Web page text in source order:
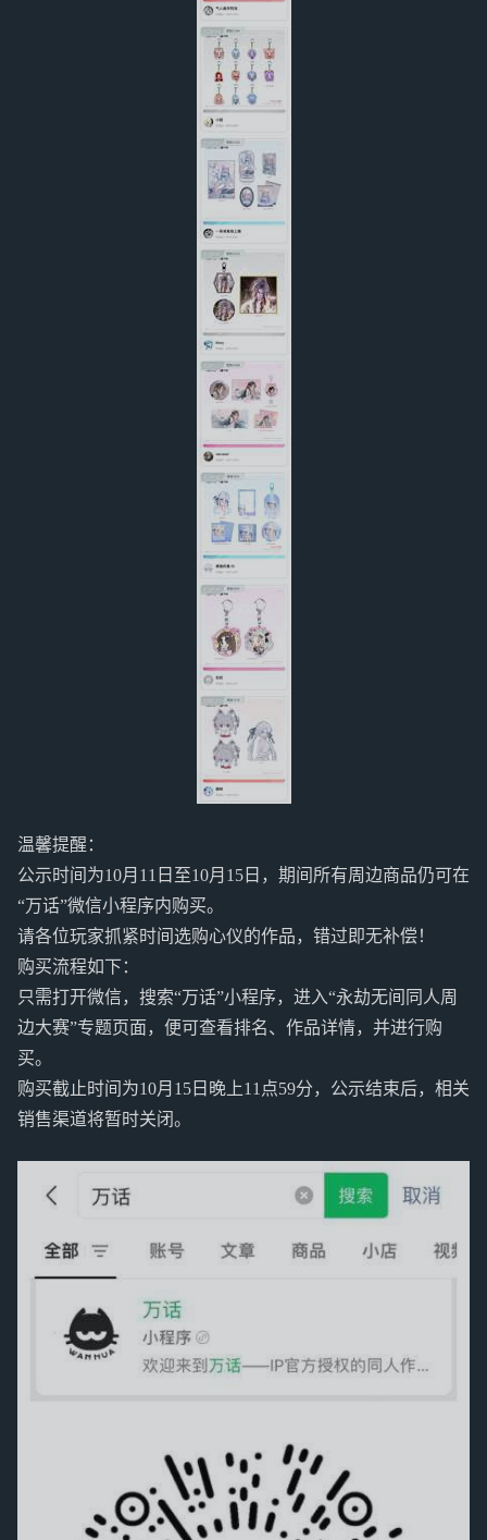
温馨提醒：
公示时间为10月11日至10月15日，期间所有周边商品仍可在
“万话”微信小程序内购买。
请各位玩家抓紧时间选购心仪的作品，错过即无补偿！
购买流程如下：
只需打开微信，搜索“万话”小程序，进入“永劫无间同人周
边大赛”专题页面，便可查看排名、作品详情，并进行购
买。
购买截止时间为10月15日晚上11点59分，公示结束后，相关
销售渠道将暂时关闭。